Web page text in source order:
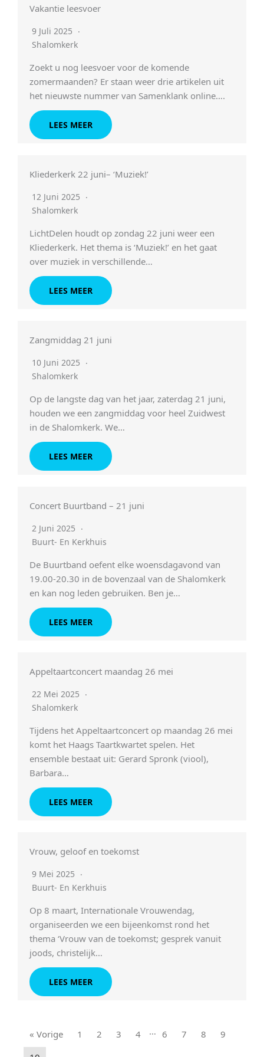
Vakantie leesvoer
9 Juli 2025
Shalomkerk
Zoekt u nog leesvoer voor de komende
zomermaanden? Er staan weer drie artikelen uit
het nieuwste nummer van Samenklank online….
LEES MEER
Kliederkerk 22 juni– ‘Muziek!’
12 Juni 2025
Shalomkerk
LichtDelen houdt op zondag 22 juni weer een
Kliederkerk. Het thema is ‘Muziek!’ en het gaat
over muziek in verschillende…
LEES MEER
Zangmiddag 21 juni
10 Juni 2025
Shalomkerk
Op de langste dag van het jaar, zaterdag 21 juni,
houden we een zangmiddag voor heel Zuidwest
in de Shalomkerk. We…
LEES MEER
Concert Buurtband – 21 juni
2 Juni 2025
Buurt- En Kerkhuis
De Buurtband oefent elke woensdagavond van
19.00-20.30 in de bovenzaal van de Shalomkerk
en kan nog leden gebruiken. Ben je…
LEES MEER
Appeltaartconcert maandag 26 mei
22 Mei 2025
Shalomkerk
Tijdens het Appeltaartconcert op maandag 26 mei
komt het Haags Taartkwartet spelen. Het
ensemble bestaat uit: Gerard Spronk (viool),
Barbara…
LEES MEER
Vrouw, geloof en toekomst
9 Mei 2025
Buurt- En Kerkhuis
Op 8 maart, Internationale Vrouwendag,
organiseerden we een bijeenkomst rond het
thema ‘Vrouw van de toekomst; gesprek vanuit
joods, christelijk…
LEES MEER
« Vorige 1 2 3 4 … 6 7 8
9